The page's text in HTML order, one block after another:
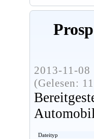
2013-11-
(Gelesen:
Dateityp